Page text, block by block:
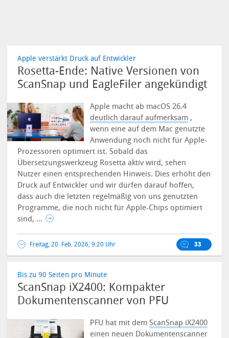
Apple verstärkt Druck auf Entwickler
Rosetta-Ende: Native Versionen von
ScanSnap und EagleFiler angekündigt
Apple macht ab macOS 26.4
deutlich darauf aufmerksam ,
wenn eine auf dem Mac genutzte
Anwendung noch nicht für Apple-
Prozessoren optimiert ist. Sobald das
Übersetzungswerkzeug Rosetta aktiv wird, sehen
Nutzer einen entsprechenden Hinweis. Dies erhöht den
Druck auf Entwickler und wir dürfen darauf hoffen,
dass auch die letzten regelmäßig von uns genutzten
Programme, die noch nicht für Apple-Chips optimiert
sind, ...
Freitag, 20. Feb. 2026, 9:20 Uhr 33
Bis zu 90 Seiten pro Minute
ScanSnap iX2400: Kompakter
Dokumentenscanner von PFU
PFU hat mit demScanSnap iX2400
einen neuen Dokumentenscanner